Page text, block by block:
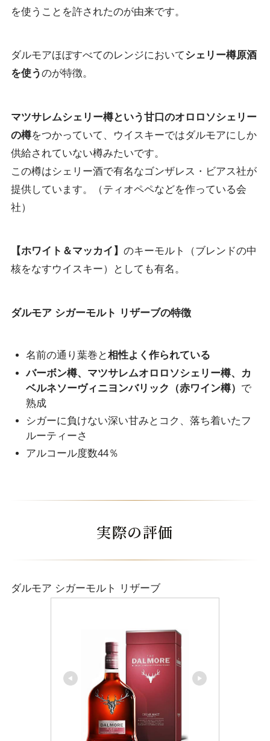
を使うことを許されたのが由来です。
ダルモアほぼすべてのレンジにおいてシェリー樽原酒
を使うのが特徴。
マツサレムシェリー樽という甘口のオロロソシェリー
の樽をつかっていて、ウイスキーではダルモアにしか
供給されていない樽みたいです。
この樽はシェリー酒で有名なゴンザレス・ビアス社が
提供しています。（ティオペペなどを作っている会
社）
【ホワイト＆マッカイ】 のキーモルト（ブレンドの中
核をなすウイスキー）としても有名。
ダルモア シガーモルト リザーブの特徴
名前の通り葉巻と相性よく作られている
バーボン樽、マツサレムオロロソシェリー樽、カ
ベルネソーヴィニヨンバリック（赤ワイン樽） で
熟成
シガーに負けない深い甘みとコク、落ち着いたフ
ルーティーさ
アルコール度数44％
実際の評価
ダルモア シガーモルト リザーブ